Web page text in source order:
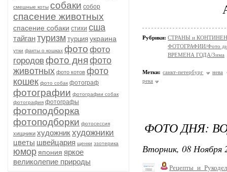
смешные коты собаки собор
спасение животных
спасение собаки стихи сша
тайгантуризм турция украина
утки факты о кошках фото фото
городовфото дня фото
животных фото котов фото
кошек фото собак фотограф
фотографии фотографии собак
фотография фотографы
фотоподборка
фотоподборки фотосессия
хищники художникхудожники
цветы швейцария щенки эзотерика
юмор япония яркое
великолепие природы
Рубрики: СТРАНЫ и
ФОТОГРАФИИ/Фото
ВРЕМЕНА ГОДА/Зима
Метки: санкт-петербург
нева
река
ФОТО ДНЯ:
Вторник, 08 Ноября